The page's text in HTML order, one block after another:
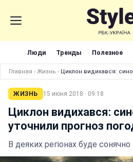
Люди Тренды Полезное
Главная › Жизнь › Циклон видихався:
ЖИЗНЬ 15 июня 2018 · 09:18
Циклон видихався:
уточнили прогноз
В деяких регіонах буде сонячно